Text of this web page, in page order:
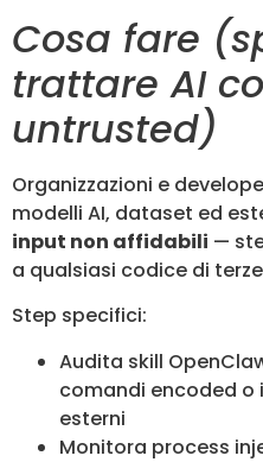
Cosa fare
trattare AI
untrusted)
Organizzazioni e
modelli AI, dataset ed
input non affidabili —
a qualsiasi codice di
Step specifici:
Audita skill
comandi encoded o
esterni
Monitora process